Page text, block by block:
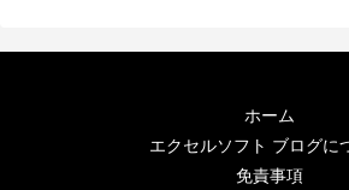
ホーム
エクセルソフト ブログに
免責事項